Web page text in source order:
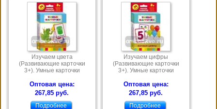
Изучаем цвета
(Развивающие карточки
3+). Умные карточки
Оптовая цена:
267,85 руб.
Подробнее
Изучаем цифры
(Развивающие карточки
3+). Умные карточки
Оптовая цена:
267,85 руб.
Подробнее